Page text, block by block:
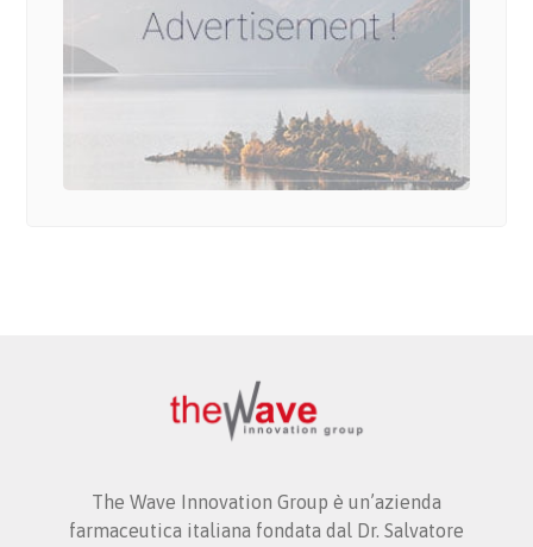
The Wave Innovation Group è un’azienda
farmaceutica italiana fondata dal Dr. Salvatore